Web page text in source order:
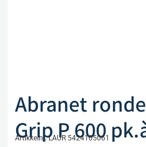
Abranet
Grip P 600
Artikkelnr. LAUR 5424105061